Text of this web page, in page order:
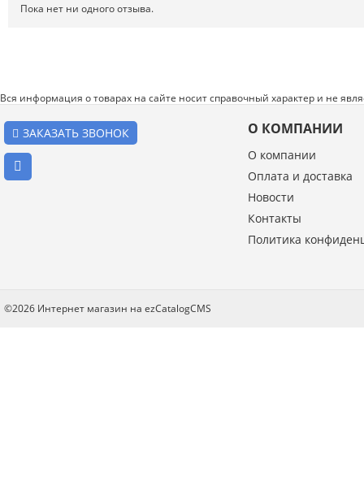
Пока нет ни одного отзыва.
Вся информация о товарах на сайте носит справочный характер и не
ЗАКАЗАТЬ ЗВОНОК О КОМПАНИИ
О компании
Оплата и доставка
Новости
Контакты
Политика
©2026 Интернет магазин на ezCatalogCMS